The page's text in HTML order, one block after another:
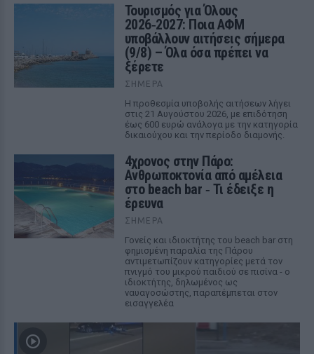
Τουρισμός για Όλους
2026‑2027: Ποια ΑΦΜ
υποβάλλουν αιτήσεις σήμερα
(9/8) – Όλα όσα πρέπει να
ξέρετε
ΣΉΜΕΡΑ
Η προθεσμία υποβολής αιτήσεων λήγει
στις 21 Αυγούστου 2026, με επιδότηση
έως 600 ευρώ ανάλογα με την κατηγορία
δικαιούχου και την περίοδο διαμονής.
4χρονος στην Πάρο:
Ανθρωποκτονία από αμέλεια
στο beach bar ‑ Τι έδειξε η
έρευνα
ΣΉΜΕΡΑ
Γονείς και ιδιοκτήτης του beach bar στη
φημισμένη παραλία της Πάρου
αντιμετωπίζουν κατηγορίες μετά τον
πνιγμό του μικρού παιδιού σε πισίνα - ο
ιδιοκτήτης, δηλωμένος ως
ναυαγοσώστης, παραπέμπεται στον
εισαγγελέα